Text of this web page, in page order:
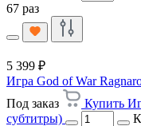
67 раз
5 399 ₽
Игра God of War
Под заказ
Купить
субтитры)